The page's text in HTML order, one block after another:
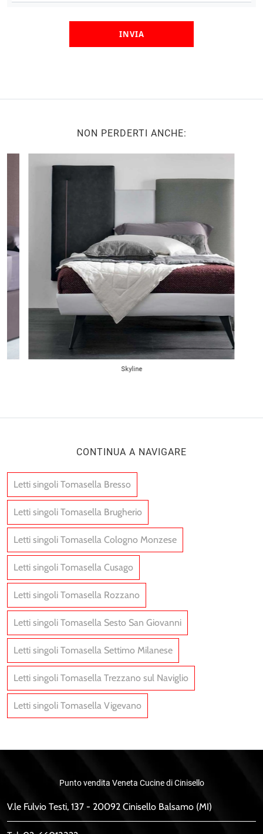
INVIA
NON PERDERTI ANCHE:
Skyline
CONTINUA A NAVIGARE
Letti singoli Tomasella Bresso
Letti singoli Tomasella Brugherio
Letti singoli Tomasella Cologno Monzese
Letti singoli Tomasella Cusago
Letti singoli Tomasella Rozzano
Letti singoli Tomasella Sesto San Giovanni
Letti singoli Tomasella Settimo Milanese
Letti singoli Tomasella Trezzano sul Naviglio
Letti singoli Tomasella Vigevano
Punto vendita Veneta Cucine di Cinisello
V.le Fulvio Testi, 137 - 20092 Cinisello Balsamo (MI)